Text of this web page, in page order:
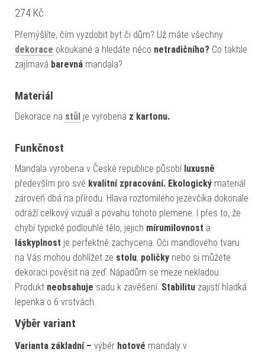
274 Kč
Přemýšlíte, čím vyzdobit byt či dům? Už máte všechny
dekorace okoukané a hledáte něco netradičního? Co takhle
zajímavá barevná mandala?
Materiál
Dekorace na stůl je vyrobená z kartonu.
Funkčnost
Mandala vyrobena v České republice působí luxusně
především pro své kvalitní zpracování. Ekologický materiál
zároveň dbá na přírodu. Hlava roztomilého jezevčíka dokonale
odráží celkový vizuál a povahu tohoto plemene. I přes to, že
chybí typické podlouhlé tělo, jejich mírumilovnost a
láskyplnost je perfektně zachycena. Oči mandlového tvaru
na Vás mohou dohlížet ze stolu, poličky nebo si můžete
dekoraci pověsit na zeď. Nápadům se meze nekladou.
Produkt neobsahuje sadu k zavěšení. Stabilitu zajistí hladká
lepenka o 6 vrstvách.
Výběr variant
Varianta základní – výběr hotové mandaly v